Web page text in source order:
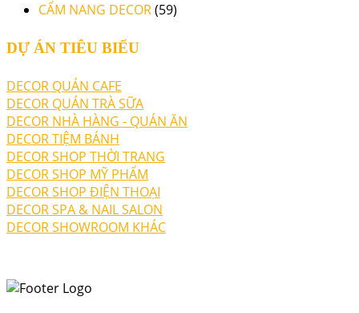
CẨM NANG DECOR(59)
DỰ ÁN TIÊU BIỂU
DECOR QUÁN CAFE
DECOR QUÁN TRÀ SỮA
DECOR NHÀ HÀNG - QUÁN ĂN
DECOR TIỆM BÁNH
DECOR SHOP THỜI TRANG
DECOR SHOP MỸ PHẨM
DECOR SHOP ĐIỆN THOẠI
DECOR SPA & NAIL SALON
DECOR SHOWROOM KHÁC